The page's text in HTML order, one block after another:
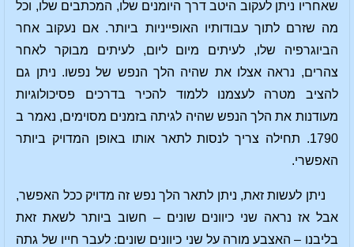
שאחריו ניתן לעקוב היטב דרך היומנים שלו, המכתבים שלו, וכל
מה שזרם לתוך עבודותיו האופייניות ביותר. אם נעקוב אחר
הביוגרפיה שלו, לעיתים מיום ליום, לעיתים מבוקר לאחר
צהרים, נראה אצלו את שהיה הלך הנפש של נפשו. ניתן גם
להציב מטרה לעצמנו ללמוד להכיר בדרכים פסיכולוגיות
מעודנות את הלך הנפש שהיה לגיתה בזמנים מסוימים, נאמר ב
1790. תחילה צריך לנסות לתאר אותו באופן המדויק ביותר
האפשרי.
ניתן לעשות זאת, ניתן לתאר הלך נפש זה מדויק ככל האפשר,
אבל אז נראה שני כיוונים שונים – חשוב ביותר לשאת זאת
בליבנו – האצבע מורה על שני כיוונים שונים: לעבר חייו של גתה